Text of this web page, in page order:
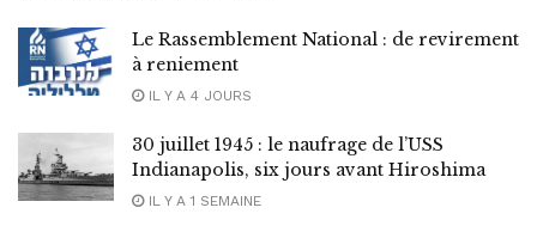
Le Rassemblement National : de revirement
à reniement
IL Y A 4 JOURS
30 juillet 1945 : le naufrage de l’USS
Indianapolis, six jours avant Hiroshima
IL Y A 1 SEMAINE